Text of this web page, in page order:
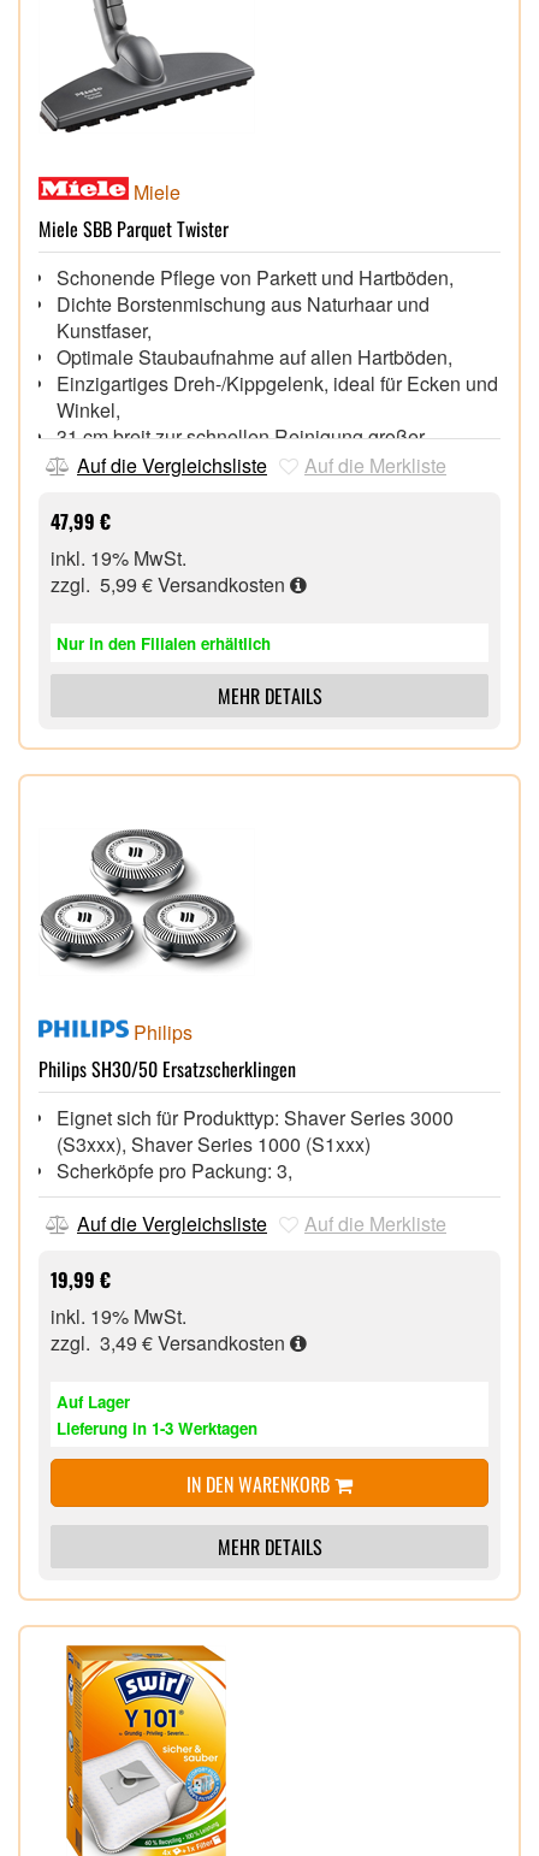
Miele
Miele SBB Parquet Twister
Schonende Pflege von Parkett und Hartböden,
Dichte Borstenmischung aus Naturhaar und
Kunstfaser,
Optimale Staubaufnahme auf allen Hartböden,
Einzigartiges Dreh-/Kippgelenk, ideal für Ecken und
Winkel,
31 cm breit zur schnellen Reinigung großer
Flächen,
Auf die Vergleichsliste Auf die Merkliste
47,99 €
inkl. 19% MwSt.
zzgl. 5,99 €Versandkosten
Nur in den Filialen erhältlich
MEHR DETAILS
Philips
Philips SH30/50 Ersatzscherklingen
Eignet sich für Produkttyp: Shaver Series 3000
(S3xxx), Shaver Series 1000 (S1xxx)
Scherköpfe pro Packung: 3,
Auf die Vergleichsliste
Auf die Merkliste
19,99 €
inkl. 19% MwSt.
zzgl. 3,49 €Versandkosten
Auf Lager
Lieferung in 1-3 Werktagen
IN DEN WARENKORB
MEHR DETAILS